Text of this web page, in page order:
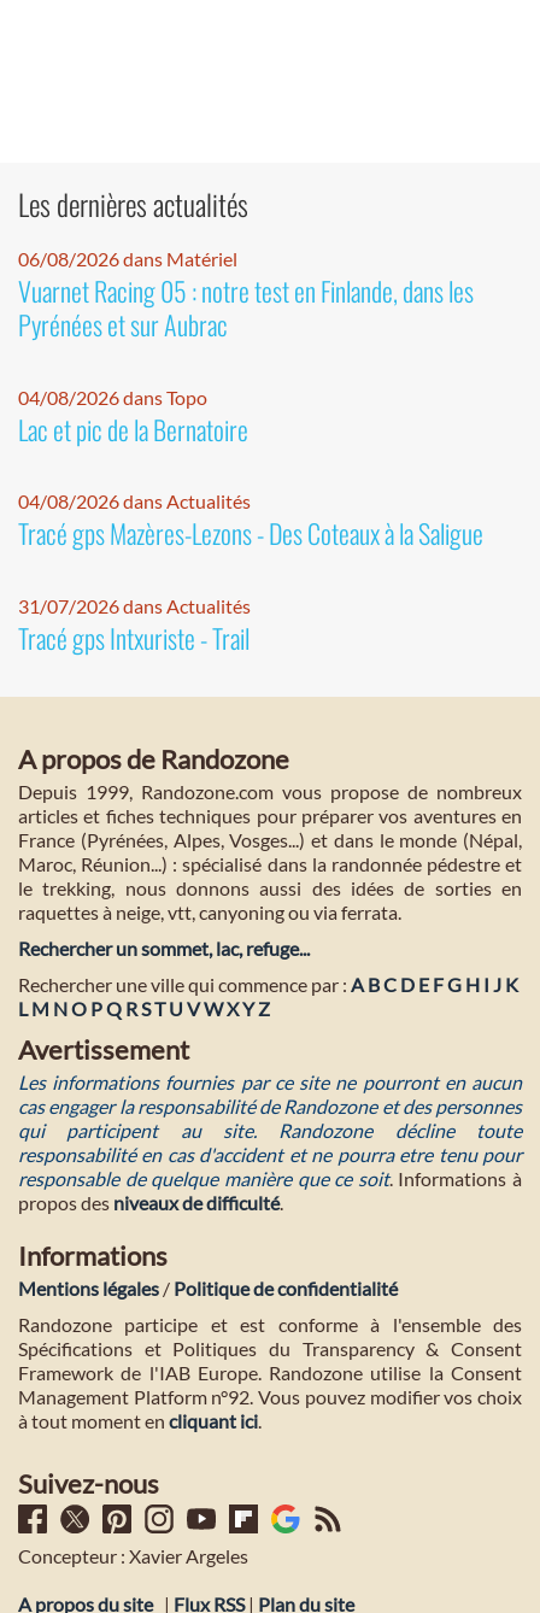
Les dernières actualités
06/08/2026 dans Matériel
Vuarnet Racing 05 : notre test en Finlande, dans les
Pyrénées et sur Aubrac
04/08/2026 dans Topo
Lac et pic de la Bernatoire
04/08/2026 dans Actualités
Tracé gps Mazères-Lezons - Des Coteaux à la Saligue
31/07/2026 dans Actualités
Tracé gps Intxuriste - Trail
A propos de Randozone
Depuis 1999, Randozone.com vous propose de nombreux
articles et fiches techniques pour préparer vos aventures en
France (Pyrénées, Alpes, Vosges...) et dans le monde (Népal,
Maroc, Réunion...) : spécialisé dans la randonnée pédestre et
le trekking, nous donnons aussi des idées de sorties en
raquettes à neige, vtt, canyoning ou via ferrata.
Rechercher un sommet, lac, refuge...
Rechercher une ville qui commence par : A BC D E FG H I J K
L M NO PQ R ST U VWXY Z
Avertissement
Les informations fournies par ce site ne pourront en aucun
cas engager la responsabilité de Randozone et des personnes
qui participent au site. Randozone décline toute
responsabilité en cas d'accident et ne pourra etre tenu pour
responsable de quelque manière que ce soit. Informations à
propos des niveaux de difficulté.
Informations
Mentions légales / Politique de confidentialité
Randozone participe et est conforme à l'ensemble des
Spécifications et Politiques du Transparency & Consent
Framework de l'IAB Europe. Randozone utilise la Consent
Management Platform n°92. Vous pouvez modifier vos choix
à tout moment en cliquant ici
Suivez-nous
Concepteur : Xavier Argeles
A propos du site | Flux RSS| Plan du site